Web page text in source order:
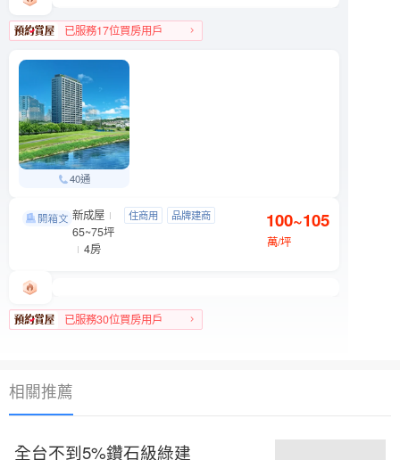
已服務17位買房用戶
40通
忠泰湛 文山區 木新路一段6號
新成屋
65~75坪
4房
住商用
品牌建商
100~105
萬/坪
已服務30位買房用戶
相關推薦
全台不到5%鑽石級綠建